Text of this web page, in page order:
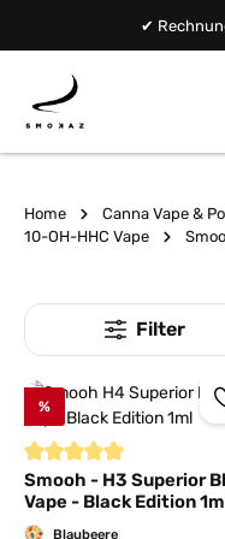
✔
Home Canna Vape &
10-OH-HHC Vape
%
Durchschnittliche
Smooh - H3 Superior
Vape - Black Edition
Blaubeere